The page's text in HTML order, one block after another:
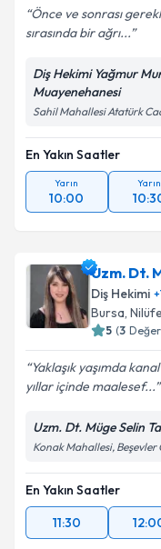
Önce ve sonrası
sırasında bir ağrı...
Diş Hekimi Yağmur
Muayenehanesi
Sahil Mahallesi Atatürk
En Yakın Saatler
Yarın
10:00
Yarın
Uzm. Dt.
Diş Hekimi +
Bursa,
5 (3
Yaklaşık yaşımda
yıllar içinde maalesef...
Uzm. Dt. Müge Selin
Konak Mahallesi, Beşevler
En Yakın Saatler
11:30